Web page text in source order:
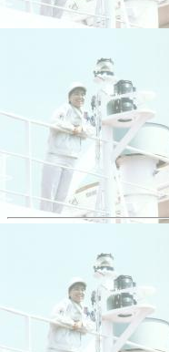
今週の「内航海